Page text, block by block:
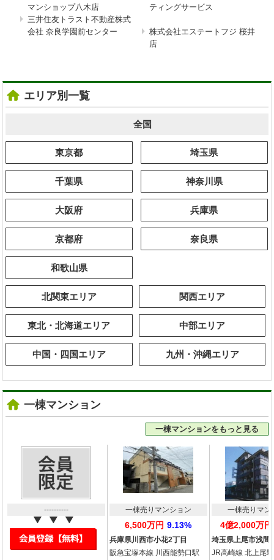
マンショップ八木店
ティングサービス
三井住友トラスト不動産株式
会社 奈良学園前センター
株式会社エステートフジ 桜井
店
エリア別一覧
全国
東京都 埼玉県
千葉県 神奈川県
大阪府 兵庫県
京都府 奈良県
和歌山県
北関東エリア 関西エリア
東北・北海道エリア 中部エリア
中国・四国エリア 九州・沖縄エリア
一棟マンション
一棟マンションをもっと見る
----------
兵庫県川西市小花2丁目
一棟売りマンション
6,500万円 9.13%
阪急宝塚本線 川西能勢口駅
埼玉県上尾市浅間
一棟売りマン
4億2,000万円
JR高崎線 北上尾